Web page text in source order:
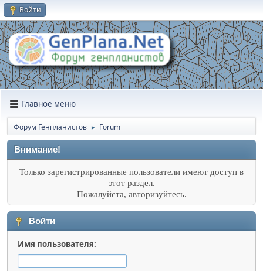
Войти
Главное меню
Форум Генпланистов ► Forum
Внимание!
Только зарегистрированные пользователи имеют доступ в
этот раздел.
Пожалуйста, авторизуйтесь.
Войти
Имя пользователя: